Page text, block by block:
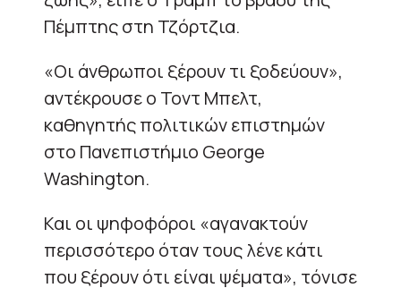
Πέμπτης στη Τζόρτζια.
«Οι άνθρωποι ξέρουν τι ξοδεύουν»,
αντέκρουσε ο Τοντ Μπελτ,
καθηγητής πολιτικών επιστημών
στο Πανεπιστήμιο George
Washington.
Και οι ψηφοφόροι «αγανακτούν
περισσότερο όταν τους λένε κάτι
που ξέρουν ότι είναι ψέματα», τόνισε